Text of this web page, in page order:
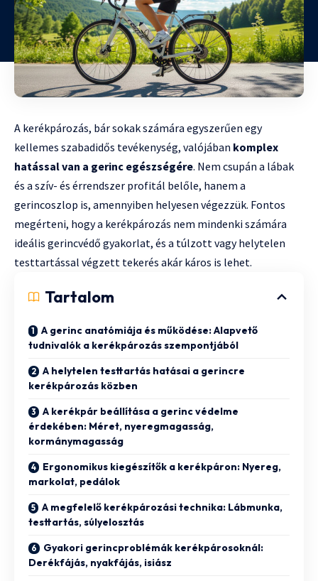
A kerékpározás, bár sokak számára egyszerűen egy
kellemes szabadidős tevékenység, valójában komplex
hatással van a gerinc egészségére. Nem csupán a lábak
és a szív- és érrendszer profitál belőle, hanem a
gerincoszlop is, amennyiben helyesen végezzük. Fontos
megérteni, hogy a kerékpározás nem mindenki számára
ideális gerincvédő gyakorlat, és a túlzott vagy helytelen
testtartással végzett tekerés akár káros is lehet.
Tartalom
A gerinc anatómiája és működése: Alapvető
tudnivalók a kerékpározás szempontjából
A helytelen testtartás hatásai a gerincre
kerékpározás közben
A kerékpár beállítása a gerinc védelme
érdekében: Méret, nyeregmagasság,
kormánymagasság
Ergonomikus kiegészítők a kerékpáron: Nyereg,
markolat, pedálok
A megfelelő kerékpározási technika: Lábmunka,
testtartás, súlyelosztás
Gyakori gerincproblémák kerékpárosoknál:
Derékfájás, nyakfájás, isiász